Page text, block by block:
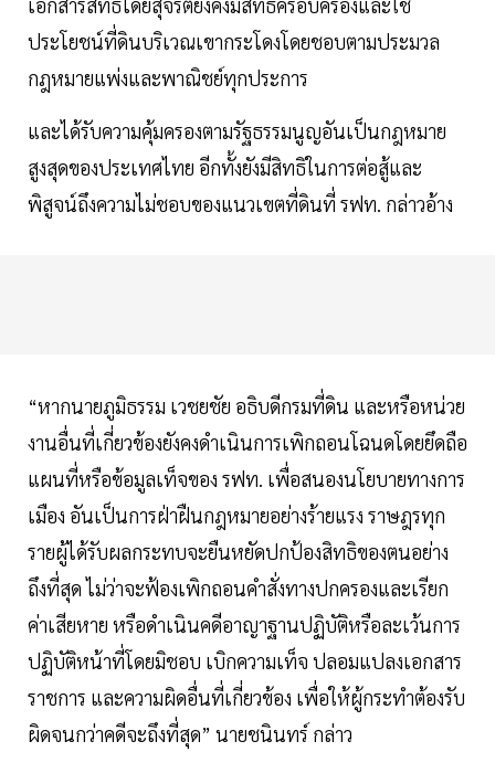
ประโยชน์ที่ดินบริเวณเขากระโดงโดยชอบตามประมวล
กฎหมายแพ่งและพาณิชย์ทุกประการ
และได้รับความคุ้มครองตามรัฐธรรมนูญอันเป็นกฎหมาย
สูงสุดของประเทศไทย อีกทั้งยังมีสิทธิในการต่อสู้และ
พิสูจน์ถึงความไม่ชอบของแนวเขตที่ดินที่ รฟท. กล่าวอ้าง
“หากนายภูมิธรรม เวชยชัย อธิบดีกรมที่ดิน และหรือหน่วย
งานอื่นที่เกี่ยวข้องยังคงดำเนินการเพิกถอนโฉนดโดยยึดถือ
แผนที่หรือข้อมูลเท็จของ รฟท. เพื่อสนองนโยบายทางการ
เมือง อันเป็นการฝ่าฝืนกฎหมายอย่างร้ายแรง ราษฎรทุก
รายผู้ได้รับผลกระทบจะยืนหยัดปกป้องสิทธิของตนอย่าง
ถึงที่สุด ไม่ว่าจะฟ้องเพิกถอนคำสั่งทางปกครองและเรียก
ค่าเสียหาย หรือดำเนินคดีอาญาฐานปฏิบัติหรือละเว้นการ
ปฏิบัติหน้าที่โดยมิชอบ เบิกความเท็จ ปลอมแปลงเอกสาร
ราชการ และความผิดอื่นที่เกี่ยวข้อง เพื่อให้ผู้กระทำต้องรับ
ผิดจนกว่าคดีจะถึงที่สุด” นายชนินทร์ กล่าว